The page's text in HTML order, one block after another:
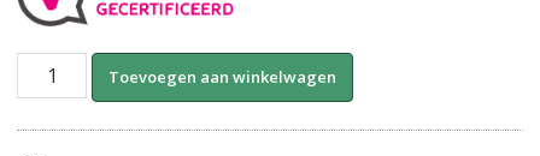
Paasei
hanger
Toevoegen aan winkelwagen